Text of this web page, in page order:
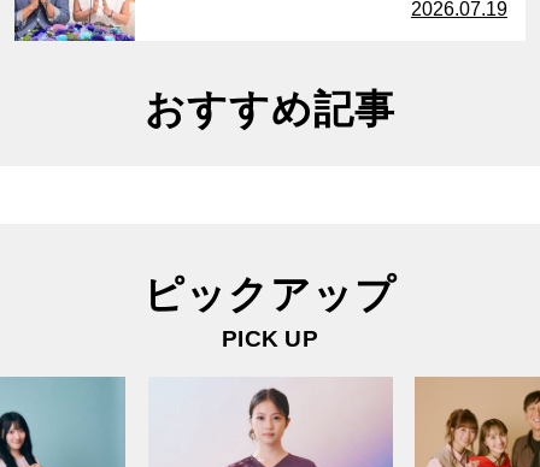
2026.07.19
おすすめ記事
ピックアップ
PICK UP